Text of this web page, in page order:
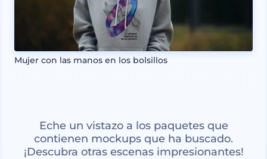
Mujer con las manos en los bolsillos
Eche un vistazo a los paquetes que
contienen mockups que ha buscado.
¡Descubra otras escenas impresionantes!